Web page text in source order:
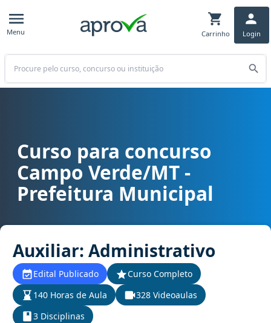
Menu Carrinho Login
Buscar
Curso para concurso Campo Verde/MT - Prefeitura Municipal
Curso para concurso
Campo Verde/MT -
Prefeitura Municipal
Auxiliar: Administrativo
Edital Publicado
Curso Completo
140 Horas de Aula
328 Videoaulas
3 Disciplinas